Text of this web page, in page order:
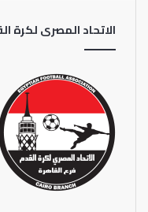
و2005، ومنتخب ليبيا بطل نسختي 2007 و2008.الاتحاد المصرى لكرة